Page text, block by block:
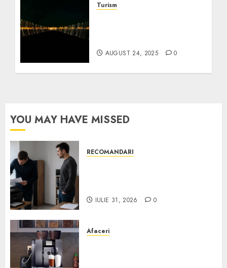
Turism
AUGUST 24, 2025 0
YOU MAY HAVE MISSED
RECOMANDARI
IULIE 31, 2026 0
Afaceri